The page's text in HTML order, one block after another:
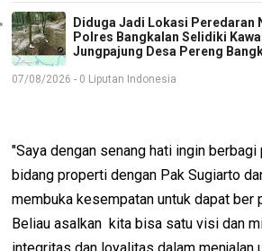
Diduga Jadi Lokasi Peredaran
Polres Bangkalan Selidiki
Jungpajung Desa Pereng
07/08/2026 - 0 Liputan Indonesia
"Saya dengan senang hati ingin
bidang properti dengan Pak Sugiarto
membuka kesempatan untuk dapat ber
Beliau asalkan kita bisa satu visi dan